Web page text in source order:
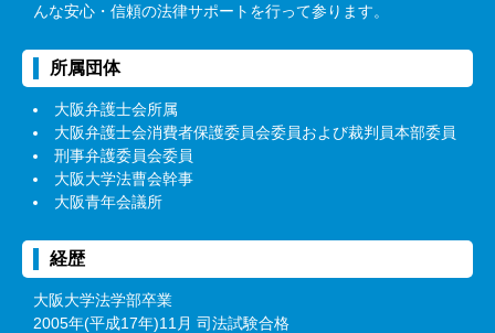
んな安心・信頼の法律サポートを行って参ります。
所属団体
大阪弁護士会所属
大阪弁護士会消費者保護委員会委員および裁判員本部委員
刑事弁護委員会委員
大阪大学法曹会幹事
大阪青年会議所
経歴
大阪大学法学部卒業
2005年(平成17年)11月 司法試験合格